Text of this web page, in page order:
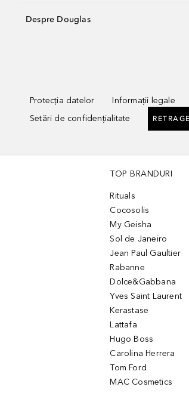
Despre Douglas
Protecția datelor Informații legale
Setări de confidențialitate
TOP BRANDURI
Rituals
Cocosolis
My Geisha
Sol de Janeiro
Jean Paul Gaultier
Rabanne
Dolce&Gabbana
Yves Saint Laurent
Kerastase
Lattafa
Hugo Boss
Carolina Herrera
Tom Ford
MAC Cosmetics